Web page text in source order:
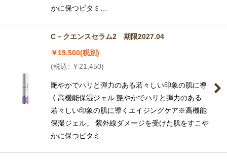
かに保つビタミ…
C－クエンスセラム2 期限2027.04
￥19,500(税別)
(税込: ￥ 21,450)
艶やかでハリと弾力のある若々しい印象の肌に導
く高機能保湿ジェル 艶やかでハリと弾力のある
若々しい印象の肌に導くエイジングケア※高機能
保湿ジェル。 紫外線ダメージを受けた肌をすこや
かに保つビタミ…